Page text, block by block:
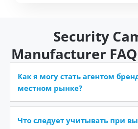
Security
Manufacturer
Как я могу стать агентом
местном рынке?
Что следует учитывать при